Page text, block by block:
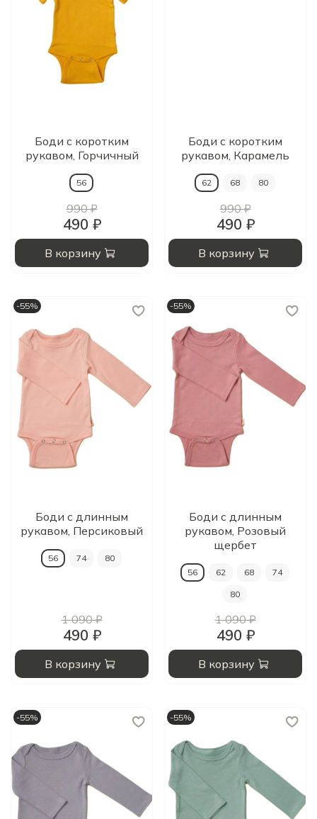
Боди с коротким
рукавом, Горчичный
56
990 ₽
490 ₽
В корзину
Боди с коротким
рукавом, Карамель
62 68 80
990 ₽
490 ₽
В корзину
-55%
Боди с длинным
рукавом, Персиковый
56 74 80
1 090 ₽
490 ₽
В корзину
-55%
Боди с длинным
рукавом, Розовый
щербет
56 62 68 74
80
1 090 ₽
490 ₽
В корзину
-55% -55%